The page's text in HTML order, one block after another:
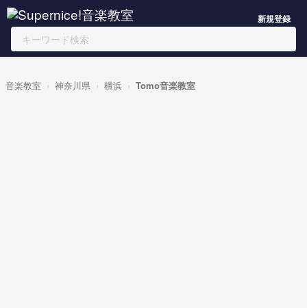
新規登録
音楽教室 神奈川県 横浜 Tomo音楽教室